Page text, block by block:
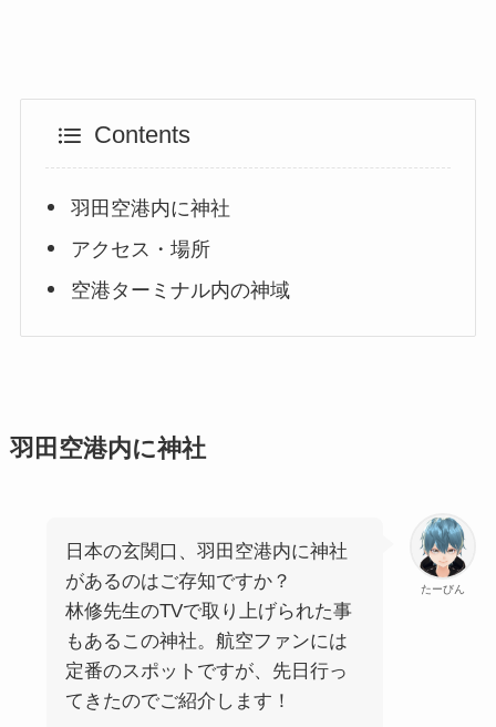
Contents
羽田空港内に神社
アクセス・場所
空港ターミナル内の神域
羽田空港内に神社
たーびん
日本の玄関口、羽田空港内に神社
があるのはご存知ですか？
林修先生のTVで取り上げられた事
もあるこの神社。航空ファンには
定番のスポットですが、先日行っ
てきたのでご紹介します！